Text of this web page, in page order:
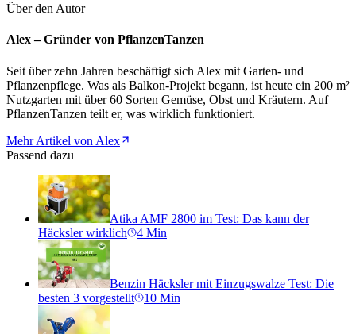
Über den Autor
Alex – Gründer von PflanzenTanzen
Seit über zehn Jahren beschäftigt sich Alex mit Garten- und
Pflanzenpflege. Was als Balkon-Projekt begann, ist heute ein 200 m²
Nutzgarten mit über 60 Sorten Gemüse, Obst und Kräutern. Auf
PflanzenTanzen teilt er, was wirklich funktioniert.
Mehr Artikel von Alex
Passend dazu
Atika AMF 2800 im Test: Das kann der
Häcksler wirklich
4 Min
Benzin Häcksler mit Einzugswalze Test: Die
besten 3 vorgestellt
10 Min